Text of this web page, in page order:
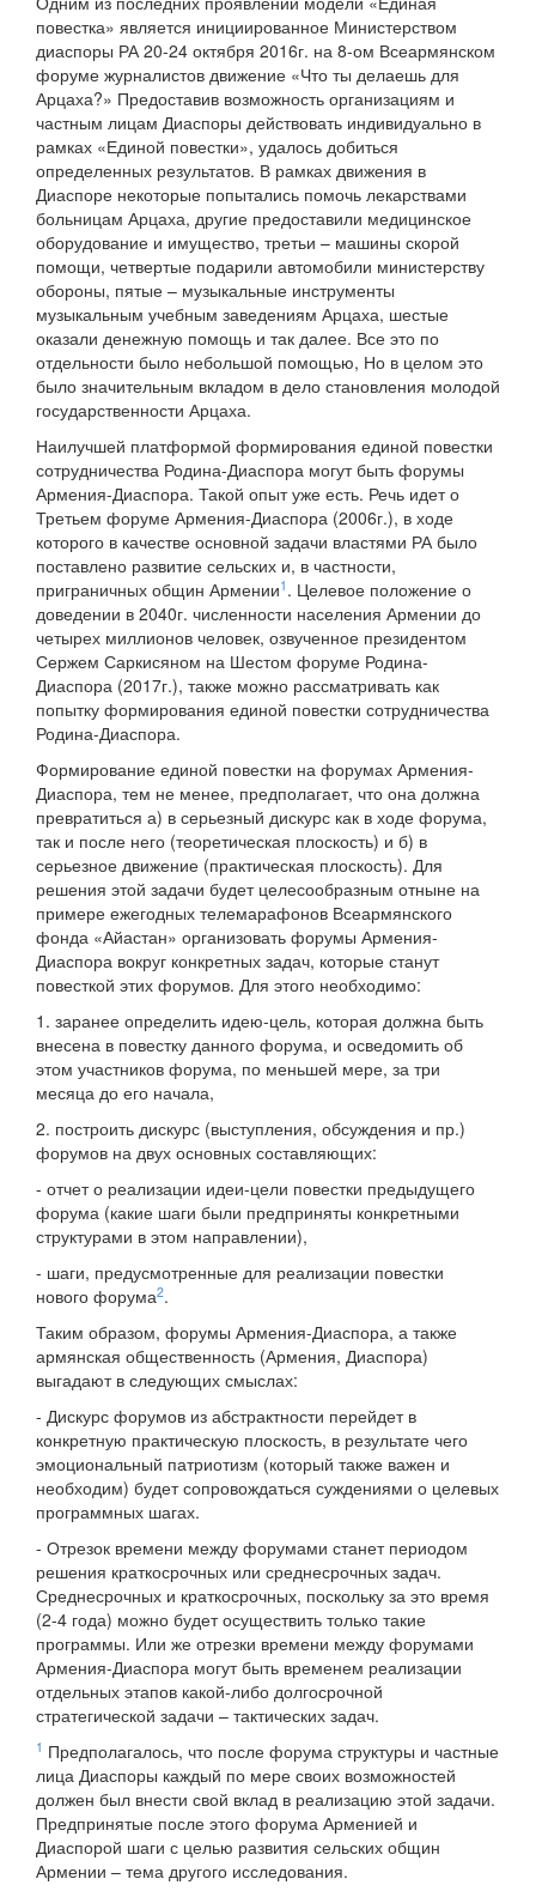
повестка» является инициированное Министерством
диаспоры РА 20-24 октября 2016г. на 8-ом Всеармянском
форуме журналистов движение «Что ты делаешь для
Арцаха?» Предоставив возможность организациям и
частным лицам Диаспоры действовать индивидуально в
рамках «Единой повестки», удалось добиться
определенных результатов. В рамках движения в
Диаспоре некоторые попытались помочь лекарствами
больницам Арцаха, другие предоставили медицинское
оборудование и имущество, третьи – машины скорой
помощи, четвертые подарили автомобили министерству
обороны, пятые – музыкальные инструменты
музыкальным учебным заведениям Арцаха, шестые
оказали денежную помощь и так далее. Все это по
отдельности было небольшой помощью, Но в целом это
было значительным вкладом в дело становления молодой
государственности Арцаха.
Наилучшей платформой формирования единой повестки
сотрудничества Родина-Диаспора могут быть форумы
Армения-Диаспора. Такой опыт уже есть. Речь идет о
Третьем форуме Армения-Диаспора (2006г.), в ходе
которого в качестве основной задачи властями РА было
поставлено развитие сельских и, в частности,
приграничных общин Армении1 . Целевое положение о
доведении в 2040г. численности населения Армении до
четырех миллионов человек, озвученное президентом
Сержем Саркисяном на Шестом форуме Родина-
Диаспора (2017г.), также можно рассматривать как
попытку формирования единой повестки сотрудничества
Родина-Диаспора.
Формирование единой повестки на форумах Армения-
Диаспора, тем не менее, предполагает, что она должна
превратиться а) в серьезный дискурс как в ходе форума,
так и после него (теоретическая плоскость) и б) в
серьезное движение (практическая плоскость). Для
решения этой задачи будет целесообразным отныне на
примере ежегодных телемарафонов Всеармянского
фонда «Айастан» организовать форумы Армения-
Диаспора вокруг конкретных задач, которые станут
повесткой этих форумов. Для этого необходимо:
1. заранее определить идею-цель, которая должна быть
внесена в повестку данного форума, и осведомить об
этом участников форума, по меньшей мере, за три
месяца до его начала,
2. построить дискурс (выступления, обсуждения и пр.)
форумов на двух основных составляющих:
- отчет о реализации идеи-цели повестки предыдущего
форума (какие шаги были предприняты конкретными
структурами в этом направлении),
- шаги, предусмотренные для реализации повестки
нового форума2.
Таким образом, форумы Армения-Диаспора, а также
армянская общественность (Армения, Диаспора)
выгадают в следующих смыслах:
- Дискурс форумов из абстрактности перейдет в
конкретную практическую плоскость, в результате чего
эмоциональный патриотизм (который также важен и
необходим) будет сопровождаться суждениями о целевых
программных шагах.
- Отрезок времени между форумами станет периодом
решения краткосрочных или среднесрочных задач.
Среднесрочных и краткосрочных, поскольку за это время
(2-4 года) можно будет осуществить только такие
программы. Или же отрезки времени между форумами
Армения-Диаспора могут быть временем реализации
отдельных этапов какой-либо долгосрочной
стратегической задачи – тактических задач.
1 Предполагалось, что после форума структуры и частные
лица Диаспоры каждый по мере своих возможностей
должен был внести свой вклад в реализацию этой задачи.
Предпринятые после этого форума Арменией и
Диаспорой шаги с целью развития сельских общин
Армении – тема другого исследования.